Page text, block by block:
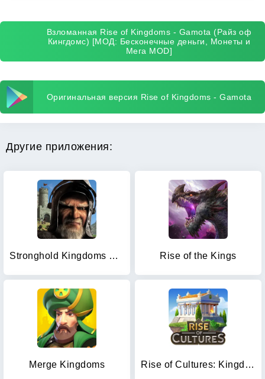
Взломанная Rise of Kingdoms - Gamota (Райз оф
Кингдомс) [МОД: Бесконечные деньги, Монеты и
Мега MOD]
Оригинальная версия Rise of Kingdoms - Gamota
Другие приложения:
Stronghold Kingdoms Castle Sim Rise of the Kings
Merge Kingdoms Rise of Cultures: Kingdom game